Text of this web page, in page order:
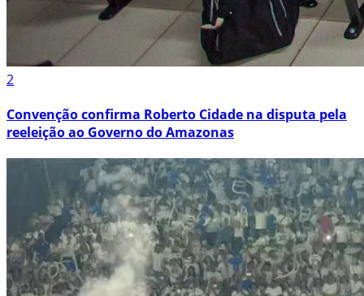
2
Convenção confirma Roberto Cidade na disputa pela
reeleição ao Governo do Amazonas